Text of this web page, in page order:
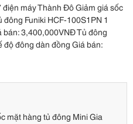
máy Thành Đô Giảm giá sốc
Funiki HCF-100S1PN 1
bán: 3,400,000VNĐ Tủ đông
độ đông dàn đồng Giá bán:
mặt hàng tủ đông Mini Gia